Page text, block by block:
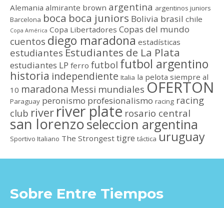
Alemania almirante brown argentina argentinos juniors
Barcelona boca boca juniors Bolivia brasil chile
Copa América Copa Libertadores Copas del mundo
cuentos diego maradona estadísticas
estudiantes Estudiantes de La Plata
estudiantes LP ferro futbol futbol argentino
historia independiente Italia la pelota siempre al
10 maradona Messi mundiales OFERTON
Paraguay peronismo profesionalismo racing racing
club river river plate rosario central
san lorenzoseleccion argentina
Sportivo Italiano The Strongest tigre táctica uruguay
Sobre Entre Tiempos